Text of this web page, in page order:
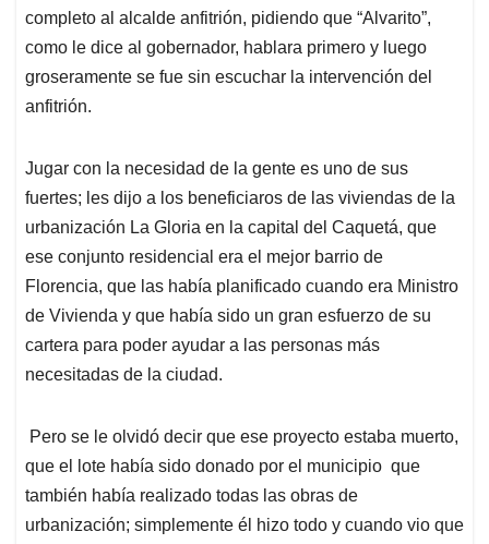
completo al alcalde anfitrión, pidiendo que “Alvarito”,
como le dice al gobernador, hablara primero y luego
groseramente se fue sin escuchar la intervención del
anfitrión.
Jugar con la necesidad de la gente es uno de sus
fuertes; les dijo a los beneficiaros de las viviendas de la
urbanización La Gloria en la capital del Caquetá, que
ese conjunto residencial era el mejor barrio de
Florencia, que las había planificado cuando era Ministro
de Vivienda y que había sido un gran esfuerzo de su
cartera para poder ayudar a las personas más
necesitadas de la ciudad.
Pero se le olvidó decir que ese proyecto estaba muerto,
que el lote había sido donado por el municipio que
también había realizado todas las obras de
urbanización; simplemente él hizo todo y cuando vio que